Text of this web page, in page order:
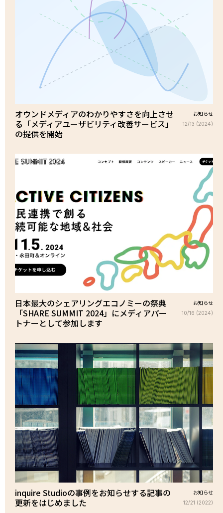
オウンドメディアのわかりやすさを向上させ
る「メディアユーザビリティ改善サービス」
の提供を開始
お知らせ
12/13 (2024)
日本最大のシェアリングエコノミーの祭典
「SHARE SUMMIT 2024」にメディアパー
トナーとして参加します
お知らせ
10/16 (2024)
inquire Studioの事例をお知らせする記事の
更新をはじめました
お知らせ
12/21 (2022)